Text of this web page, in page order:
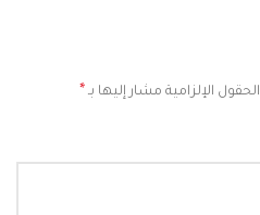
الحقول الإلزامية مشار إليها بـ *